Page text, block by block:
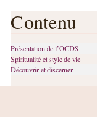
Contenu
Présentation de l’OCDS
Spiritualité et style de vie
Découvrir et discerner